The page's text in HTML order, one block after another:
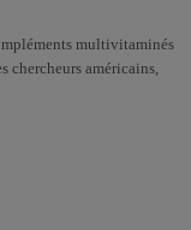
multivitaminés
chercheurs américains,